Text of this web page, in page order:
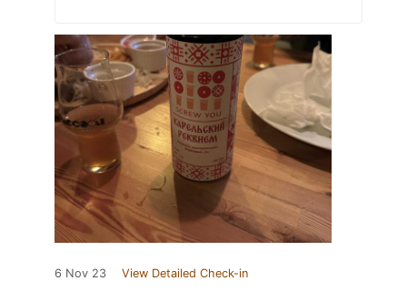
6 Nov 23 View Detailed Check-in